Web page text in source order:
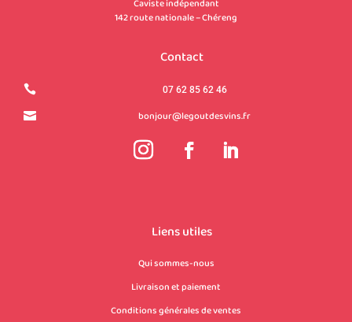
Caviste indépendant
142 route nationale – Chéreng
Contact
 07 62 85 62 46
 bonjour@legoutdesvins.fr
Liens utiles
Qui sommes-nous
Livraison et paiement
Conditions générales de ventes